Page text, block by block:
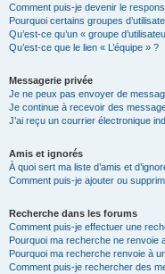
Comment puis-je devenir le
Pourquoi certains groupes
Qu’est-ce qu’un « groupe
Qu’est-ce que le lien « L’équipe » ?
Messagerie privée
Je ne peux pas envoyer de
Je continue à recevoir des
J’ai reçu un courrier électronique
Amis et ignorés
À quoi sert ma liste d’amis et
Comment puis-je ajouter ou
Recherche dans les forums
Comment puis-je effectuer une
Pourquoi ma recherche ne renvoie
Pourquoi ma recherche renvoie à
Comment puis-je rechercher des